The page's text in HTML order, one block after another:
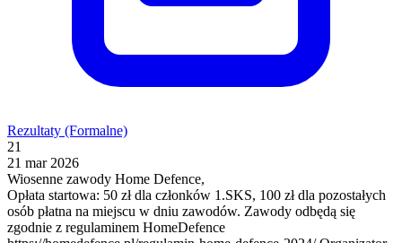
Rezultaty (Formalne)
21
21 mar 2026
Wiosenne zawody Home Defence,
Opłata startowa: 50 zł dla członków 1.SKS, 100 zł dla pozostałych
osób płatna na miejscu w dniu zawodów. Zawody odbędą się
zgodnie z regulaminem HomeDefence